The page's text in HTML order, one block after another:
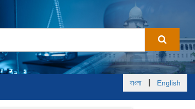
বাংলা English